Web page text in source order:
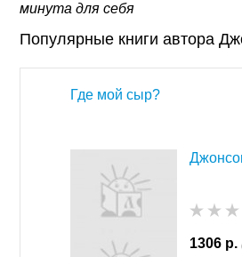
минута для себя
Популярные книги автора
Где мой сыр?
1306 р.